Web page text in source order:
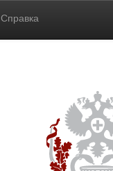
Справка